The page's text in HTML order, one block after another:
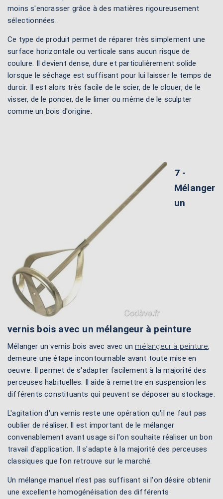
moins s'encrasser grâce à des matières rigoureusement
sélectionnées.
Ce type de produit permet de réparer très simplement une
surface horizontale ou verticale sans aucun risque de
coulure. Il devient dense, dure et particulièrement solide
lorsque le séchage est suffisant pour lui laisser le temps de
durcir. Il est alors très facile de le scier, de le clouer, de le
visser, de le poncer, de le limer ou même de le sculpter
comme un bois d'origine.
7 -
Mélanger
un
vernis bois avec un mélangeur à peinture
Mélanger un vernis bois avec avec un mélangeur à peinture,
demeure une étape incontournable avant toute mise en
oeuvre. Il permet de s'adapter facilement à la majorité des
perceuses habituelles. Il aide à remettre en suspension les
différents constituants qui peuvent se déposer au stockage.
L'agitation d'un vernis reste une opération qu'il ne faut pas
oublier de réaliser. Il est important de le mélanger
convenablement avant usage si l'on souhaite réaliser un bon
travail d'application. Il s'adapte à la majorité des perceuses
classiques que l'on retrouve sur le marché.
Un mélange manuel n'est pas suffisant si l'on désire obtenir
une excellente homogénéisation des différents